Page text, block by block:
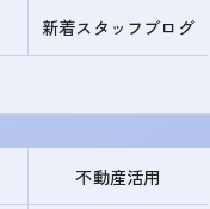
新着スタッフブログ
不動産活用